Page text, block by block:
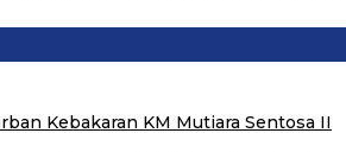
Kebakaran KM Mutiara Sentosa II